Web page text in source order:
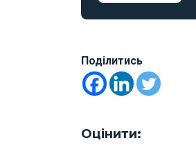
Поділитись
Оцінити: